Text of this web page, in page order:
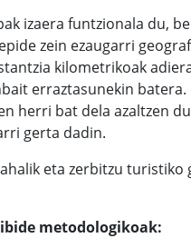
izaera funtzionala du,
zein ezaugarri
kilometrikoak
erraztasunekin
herri bat dela azaltzen
gerta dadin.
eta zerbitzu
metodologikoak: